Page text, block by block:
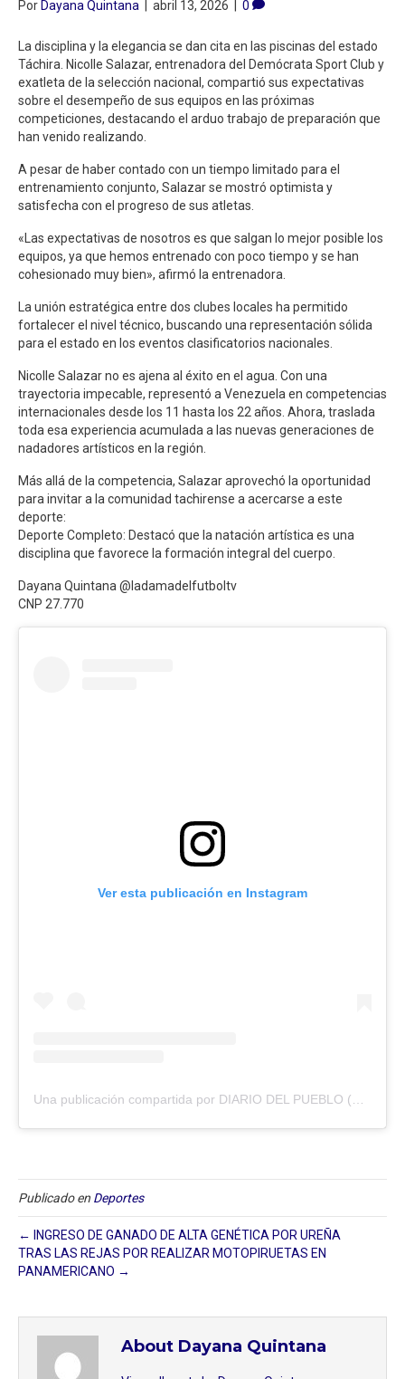
Por Dayana Quintana abril 13, 2026 0
La disciplina y la elegancia se dan cita en las piscinas del estado
Táchira. Nicolle Salazar, entrenadora del Demócrata Sport Club y
exatleta de la selección nacional, compartió sus expectativas
sobre el desempeño de sus equipos en las próximas
competiciones, destacando el arduo trabajo de preparación que
han venido realizando.
A pesar de haber contado con un tiempo limitado para el
entrenamiento conjunto, Salazar se mostró optimista y
satisfecha con el progreso de sus atletas.
«Las expectativas de nosotros es que salgan lo mejor posible los
equipos, ya que hemos entrenado con poco tiempo y se han
cohesionado muy bien», afirmó la entrenadora.
La unión estratégica entre dos clubes locales ha permitido
fortalecer el nivel técnico, buscando una representación sólida
para el estado en los eventos clasificatorios nacionales.
Nicolle Salazar no es ajena al éxito en el agua. Con una
trayectoria impecable, representó a Venezuela en competencias
internacionales desde los 11 hasta los 22 años. Ahora, traslada
toda esa experiencia acumulada a las nuevas generaciones de
nadadores artísticos en la región.
Más allá de la competencia, Salazar aprovechó la oportunidad
para invitar a la comunidad tachirense a acercarse a este
deporte:
Deporte Completo: Destacó que la natación artística es una
disciplina que favorece la formación integral del cuerpo.
Dayana Quintana @ladamadelfutboltv
CNP 27.770
Ver esta publicación en Instagram
Una publicación compartida por DIARIO DEL PUEBLO (@diariodlpueblo)
Publicado en Deportes
← INGRESO DE GANADO DE ALTA GENÉTICA POR UREÑA
TRAS LAS REJAS POR REALIZAR MOTOPIRUETAS EN
PANAMERICANO →
About Dayana Quintana